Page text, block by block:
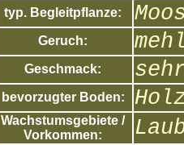
typ. Begleitpflanze:
Geruch:
Geschmack:
bevorzugter Boden:
Wachstumsgebiete /
Vorkommen: